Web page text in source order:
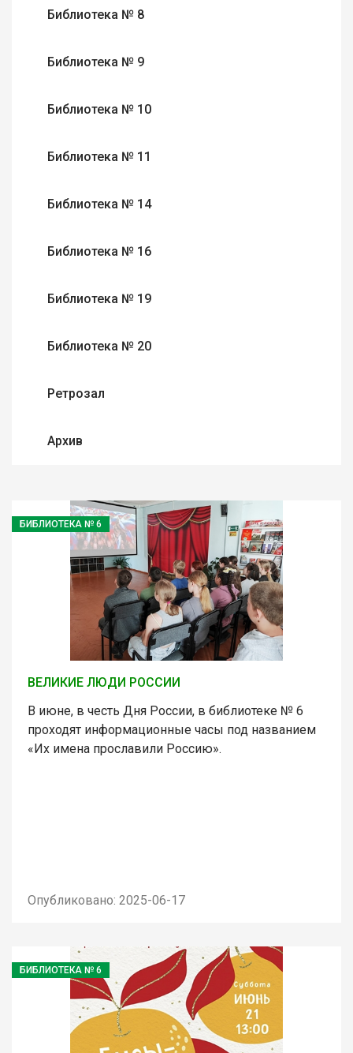
Библиотека № 8
Библиотека № 9
Библиотека № 10
Библиотека № 11
Библиотека № 14
Библиотека № 16
Библиотека № 19
Библиотека № 20
Ретрозал
Архив
БИБЛИОТЕКА № 6
ВЕЛИКИЕ ЛЮДИ РОССИИ
В июне, в честь Дня России, в библиотеке № 6
проходят информационные часы под названием
«Их имена прославили Россию».
Опубликовано: 2025-06-17
БИБЛИОТЕКА № 6